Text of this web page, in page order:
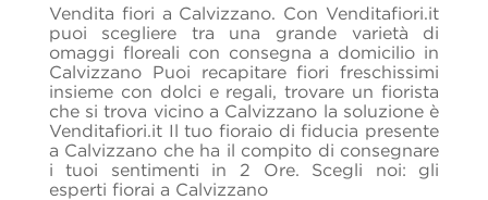
Vendita fiori a Calvizzano. Con Venditafiori.it
puoi scegliere tra una grande varietà di
omaggi floreali con consegna a domicilio in
Calvizzano Puoi recapitare fiori freschissimi
insieme con dolci e regali, trovare un fiorista
che si trova vicino a Calvizzano la soluzione è
Venditafiori.it Il tuo fioraio di fiducia presente
a Calvizzano che ha il compito di consegnare
i tuoi sentimenti in 2 Ore. Scegli noi: gli
esperti fiorai a Calvizzano